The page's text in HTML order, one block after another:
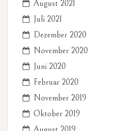
August 2021
Juli 2021
Dezember 2020
November 2020
Juni 2020
Februar 2020
November 2019
Oktober 2019